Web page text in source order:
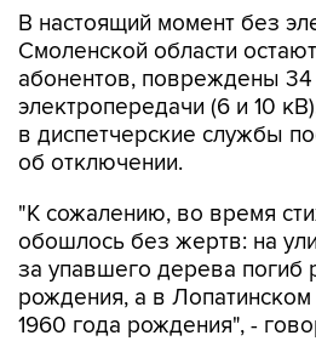
В настоящий момент без
Смоленской области
абонентов, повреждены 34
электропередачи (6 и 10
в диспетчерские службы
об отключении.
"К сожалению, во время
обошлось без жертв: на
за упавшего дерева погиб
рождения, а в
1960 года рождения", -